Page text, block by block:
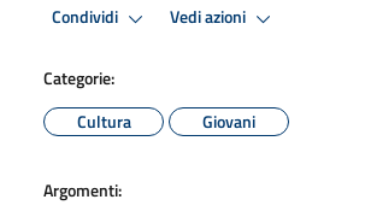
Condividi Vedi azioni
Categorie:
Cultura
Giovani
Argomenti: